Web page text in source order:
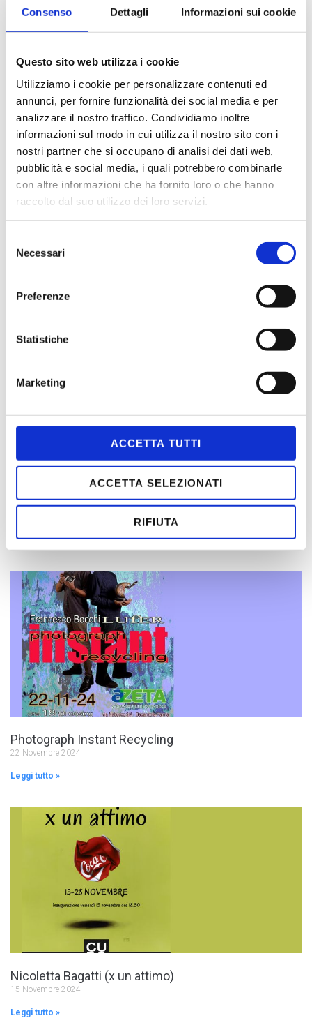
Consenso Dettagli Informazioni sui cookie
Questo sito web utilizza i cookie
Utilizziamo i cookie per personalizzare contenuti ed
annunci, per fornire funzionalità dei social media e per
analizzare il nostro traffico. Condividiamo inoltre
informazioni sul modo in cui utilizza il nostro sito con i
nostri partner che si occupano di analisi dei dati web,
pubblicità e social media, i quali potrebbero combinarle
con altre informazioni che ha fornito loro o che hanno
raccolto dal suo utilizzo dei loro servizi.
delNecessari
Preferenze
Statistiche
Marketing
ACCETTA TUTTI
ACCETTA SELEZIONATI
RIFIUTA
Artista per Caso
16 Dicembre 2024
Leggi tutto »
Picasso lo Straniero
Leggi tutto »
Photograph Instant Recycling
22 Novembre 2024
Leggi tutto »
Nicoletta Bagatti (x un attimo)
15 Novembre 2024
Leggi tutto »